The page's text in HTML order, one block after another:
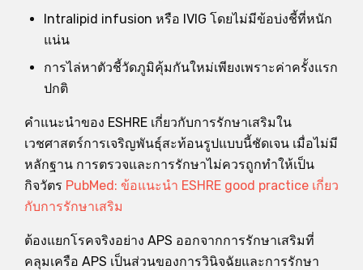
Intralipid infusion หรือ IVIG โดยไม่มีข้อบ่งชี้ที่หนัก
แน่น
การไล่หาตัวชี้วัดภูมิคุ้มกันใหม่เพียงเพราะค่าครั้งแรก
ปกติ
คำแนะนำของ ESHRE เกี่ยวกับการรักษาเสริมใน
เวชศาสตร์การเจริญพันธุ์สะท้อนรูปแบบนี้ชัดเจน เมื่อไม่มี
หลักฐาน การตรวจและการรักษาไม่ควรถูกทำให้เป็น
กิจวัตร PubMed: ข้อแนะนำ ESHRE good practice เกี่ยว
กับการรักษาเสริม
ต้องแยกโรคจริงอย่าง APS ออกจากการรักษาเสริมที่
คลุมเครือ APS เป็นส่วนของการวินิจฉัยและการรักษา